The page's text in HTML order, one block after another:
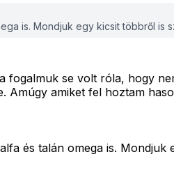
is. Mondjuk egy kicsit többről is
fogalmuk se volt róla, hogy
Amúgy amiket fel hoztam
és talán omega is. Mondjuk